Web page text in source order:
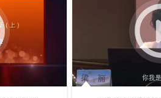
大算力带来大
式人工智能加速数字